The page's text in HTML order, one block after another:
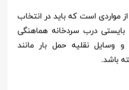
مواردی است که باید در انتخاب
درب سردخانه هماهنگی
وسایل نقلیه حمل بار مانند
باشد.